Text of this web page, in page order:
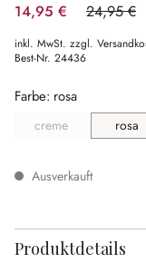
14,95 € 24,95 €
(40.08%
inkl. MwSt. zzgl.
Best-Nr. 24436
Farbe: rosa
creme(Diese Option istrosa
Ausverkauft
Produktdetails